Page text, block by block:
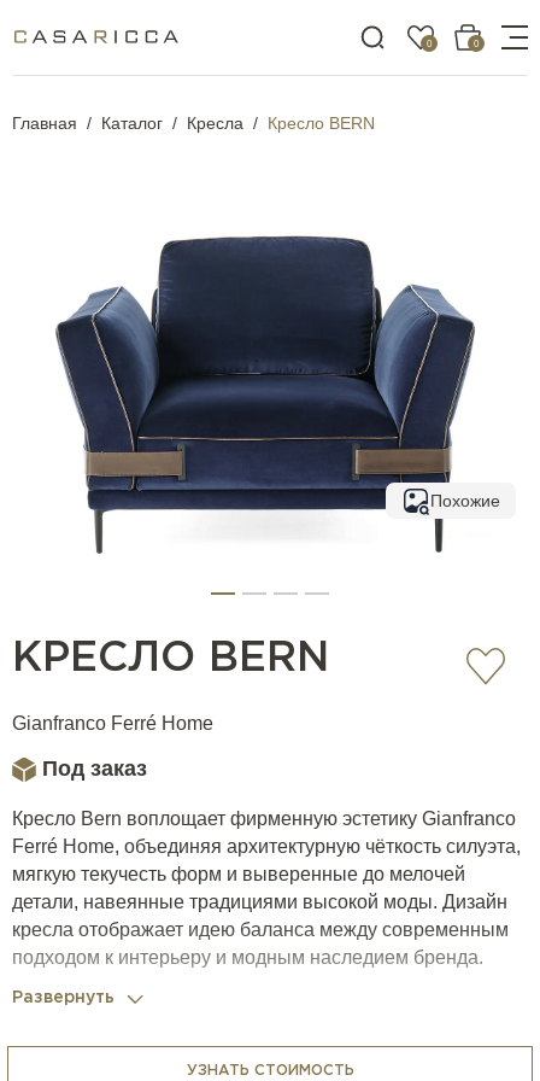
0 0
Главная Каталог Кресла Кресло BERN
Похожие
КРЕСЛО BERN
Gianfranco Ferré Home
Под заказ
Кресло Bern воплощает фирменную эстетику Gianfranco
Ferré Home, объединяя архитектурную чёткость силуэта,
мягкую текучесть форм и выверенные до мелочей
детали, навеянные традициями высокой моды. Дизайн
кресла отображает идею баланса между современным
подходом к интерьеру и модным наследием бренда.
Кресло отличается прямолинейным, лаконичным
Развернуть
УЗНАТЬ СТОИМОСТЬ